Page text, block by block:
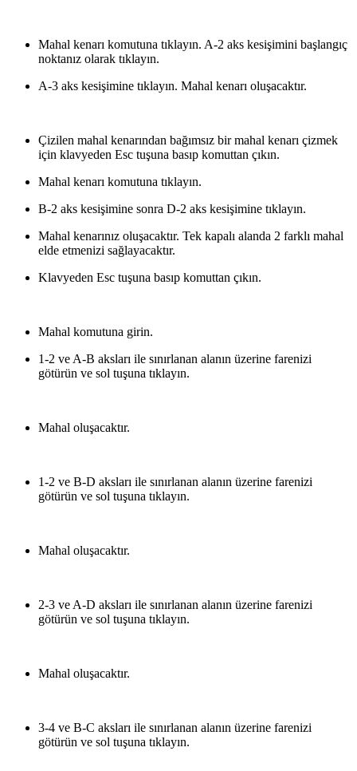
Mahal kenarı komutuna tıklayın. A-2 aks kesişimini başlangıç
noktanız olarak tıklayın.
A-3 aks kesişimine tıklayın. Mahal kenarı oluşacaktır.
Çizilen mahal kenarından bağımsız bir mahal kenarı çizmek
için klavyeden Esc tuşuna basıp komuttan çıkın.
Mahal kenarı komutuna tıklayın.
B-2 aks kesişimine sonra D-2 aks kesişimine tıklayın.
Mahal kenarınız oluşacaktır. Tek kapalı alanda 2 farklı mahal
elde etmenizi sağlayacaktır.
Klavyeden Esc tuşuna basıp komuttan çıkın.
Mahal komutuna girin.
1-2 ve A-B aksları ile sınırlanan alanın üzerine farenizi
götürün ve sol tuşuna tıklayın.
Mahal oluşacaktır.
1-2 ve B-D aksları ile sınırlanan alanın üzerine farenizi
götürün ve sol tuşuna tıklayın.
Mahal oluşacaktır.
2-3 ve A-D aksları ile sınırlanan alanın üzerine farenizi
götürün ve sol tuşuna tıklayın.
Mahal oluşacaktır.
3-4 ve B-C aksları ile sınırlanan alanın üzerine farenizi
götürün ve sol tuşuna tıklayın.